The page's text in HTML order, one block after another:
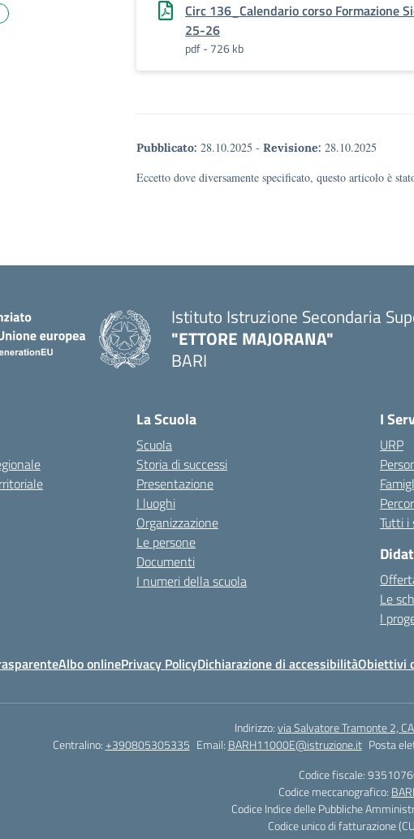
Circ 136_Calendario corso Formazione
25-26
pdf - 726 kb
Pubblicato: 28.10.2025 - Revisione: 28.10.2025
Eccetto dove diversamente specificato, questo articolo è
Istituto Istruzione Secondaria
"ETTORE MAJORANA"
BARI
La Scuola
Scuola
Storia di successi
Presentazione
I luoghi
Organizzazione
Le persone
Documenti
I numeri della scuola
I
URP
Tutti i
Le
I
Albo onlinePrivacy PolicyDichiarazione di accessibilitàObiettivi
Indirizzo:via Salvatore Tramonte 2,
Centralino:+390805305335 Email: BARH11000E@istruzione.it Posta
Codice fiscale:
Codice meccanografico:
Codice Indice delle Pubbliche
Codice unico di fatturazione